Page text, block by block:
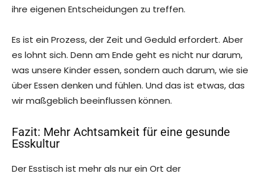
ihre eigenen Entscheidungen zu treffen.
Es ist ein Prozess, der Zeit und Geduld erfordert. Aber
es lohnt sich. Denn am Ende geht es nicht nur darum,
was unsere Kinder essen, sondern auch darum, wie sie
über Essen denken und fühlen. Und das ist etwas, das
wir maßgeblich beeinflussen können.
Fazit: Mehr Achtsamkeit für eine gesunde
Esskultur
Der Esstisch ist mehr als nur ein Ort der